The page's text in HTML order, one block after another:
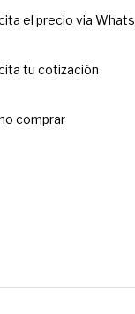
el precio via
tu cotización
comprar